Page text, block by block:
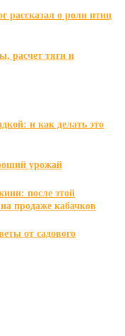
рассказал о роли птиц
расчет тяги и
и как делать это
урожай
после этой
продаже кабачков
от садового